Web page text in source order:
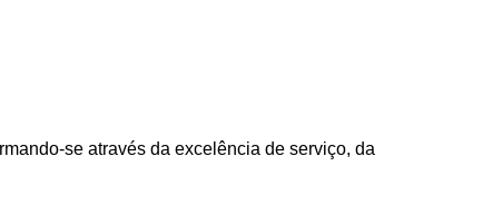
se através da excelência de serviço, da